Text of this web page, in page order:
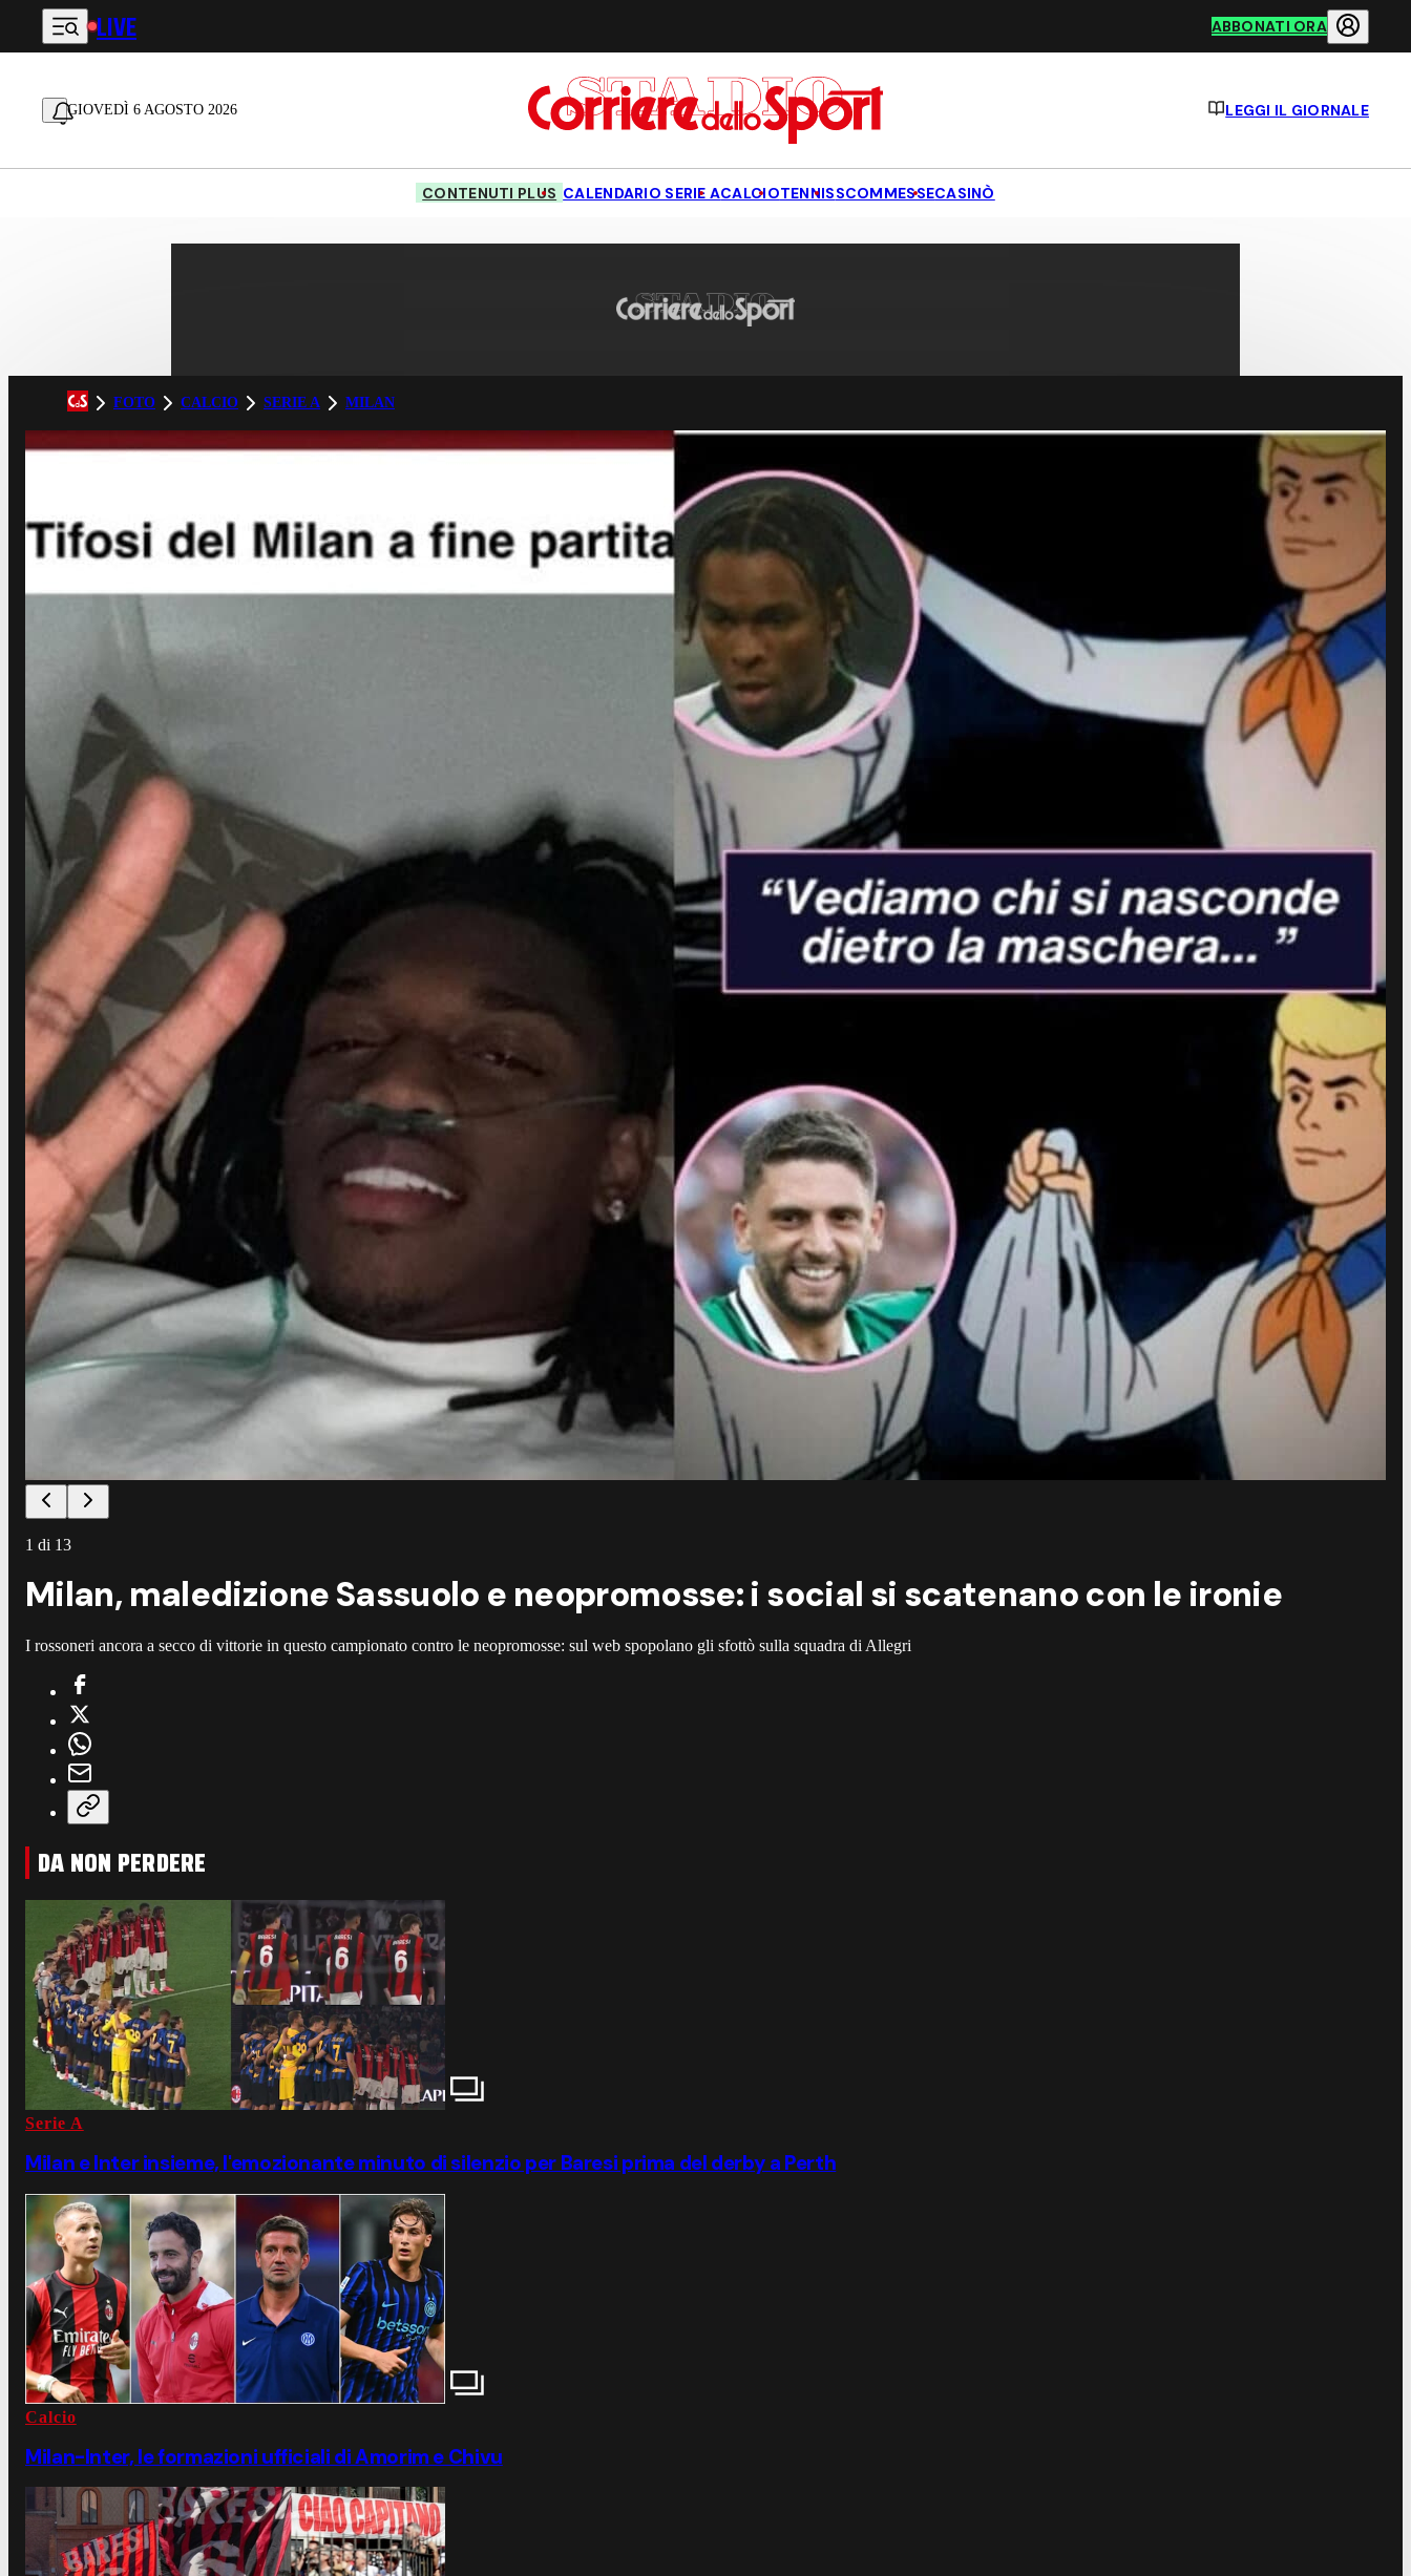
Vai al contenuto principale
LIVE ABBONATI ORA
GIOVEDÌ 6 AGOSTO 2026 LEGGI IL GIORNALE
CONTENUTI PLUS CALENDARIO SERIE ACALCIOTENNISSCOMMESSECASINÒ
FOTO CALCIO SERIE A MILAN
1 di 13
Milan, maledizione Sassuolo e neopromosse: i social si scatenano con le ironie
I rossoneri ancora a secco di vittorie in questo campionato contro le neopromosse: sul web spopolano gli sfottò sulla squadra di Allegri
DA NON PERDERE
Serie A
Milan e Inter insieme, l'emozionante minuto di silenzio per Baresi prima del derby a Perth
Calcio
Milan-Inter, le formazioni ufficiali di Amorim e Chivu